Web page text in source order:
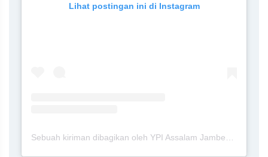
Lihat postingan ini di Instagram